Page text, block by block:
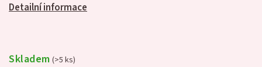
Detailní informace
Skladem (>5 ks)